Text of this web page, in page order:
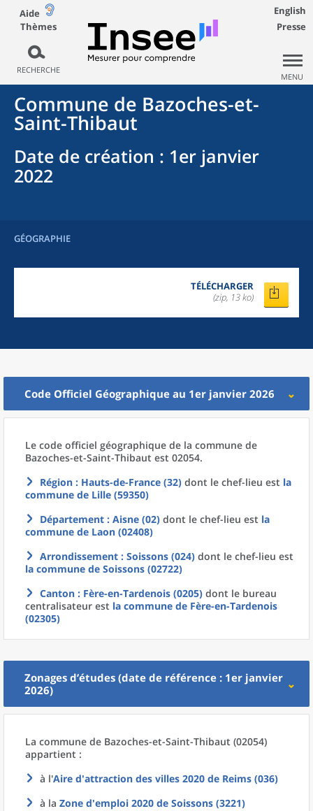
Aide
Thèmes
RECHERCHE
English
Presse
MENU
Commune de Bazoches-et-
Saint-Thibaut
Date de création : 1er janvier
2022
GÉOGRAPHIE
TÉLÉCHARGER
(zip, 13 ko)
Code Officiel Géographique au 1er janvier 2026
Le code officiel géographique de la commune de
Bazoches-et-Saint-Thibaut est 02054.
Région : Hauts-de-France (32) dont le chef-lieu est la
commune de Lille (59350)
Département : Aisne (02) dont le chef-lieu est la
commune de Laon (02408)
Arrondissement : Soissons (024) dont le chef-lieu est
la commune de Soissons (02722)
Canton : Fère-en-Tardenois (0205) dont le bureau
centralisateur est la commune de Fère-en-Tardenois
(02305)
Zonages d’études (date de référence : 1er janvier
2026)
La commune de Bazoches-et-Saint-Thibaut (02054)
appartient :
à l'Aire d'attraction des villes 2020 de Reims (036)
à la Zone d'emploi 2020 de Soissons (3221)